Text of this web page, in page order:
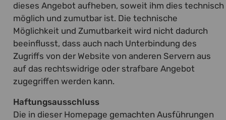
dieses Angebot aufheben, soweit ihm dies technisch
möglich und zumutbar ist. Die technische
Möglichkeit und Zumutbarkeit wird nicht dadurch
beeinflusst, dass auch nach Unterbindung des
Zugriffs von der Website von anderen Servern aus
auf das rechtswidrige oder strafbare Angebot
zugegriffen werden kann.
Haftungsausschluss
Die in dieser Homepage gemachten Ausführungen